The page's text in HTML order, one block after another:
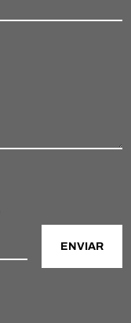
ENVIAR